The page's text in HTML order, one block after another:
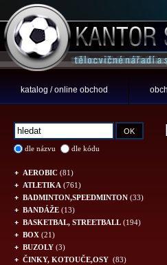
katalog / online obchod
dle názvu dle kódu
AEROBIC (81)
ATLETIKA (761)
BADMINTON,SPEEDMINTON (33)
BANDÁŽE (13)
BASKETBAL, STREETBALL (194)
BOX (21)
BUZOLY (3)
ČINKY, KOTOUČE,OSY (83)